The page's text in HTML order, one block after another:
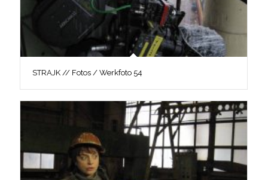
STRAJK // Fotos / Werkfoto 54